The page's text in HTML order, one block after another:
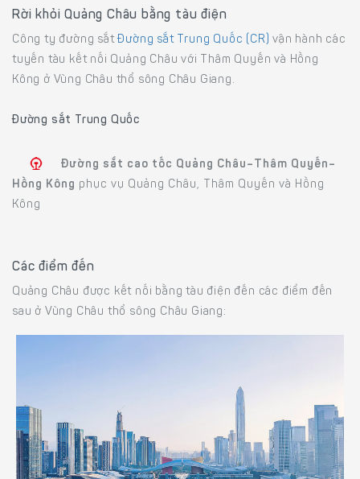
Rời khỏi Quảng Châu bằng tàu điện
Công ty đường sắtĐường sắt Trung Quốc (CR) vận hành các
tuyến tàu kết nối Quảng Châu với Thâm Quyến và Hồng
Kông ở Vùng Châu thổ sông Châu Giang.
Đường sắt Trung Quốc
Đường sắt cao tốc Quảng Châu–Thâm Quyến–
Hồng Kông phục vụ Quảng Châu, Thâm Quyến và Hồng
Kông
Các điểm đến
Quảng Châu được kết nối bằng tàu điện đến các điểm đến
sau ở Vùng Châu thổ sông Châu Giang: